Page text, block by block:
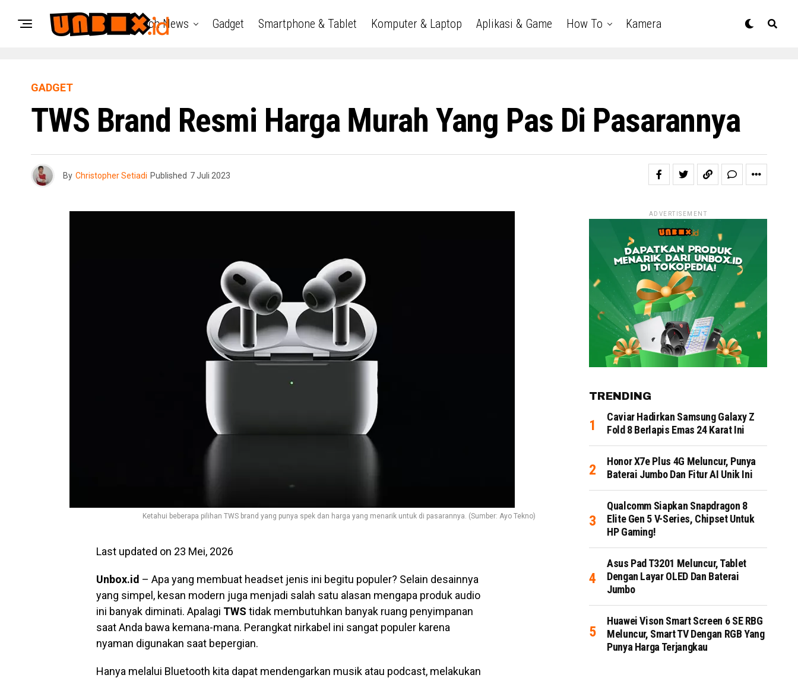
Tech News Gadget Smartphone & Tablet Komputer & Laptop Aplikasi & Game How To Kamera
GADGET
TWS Brand Resmi Harga Murah Yang Pas Di Pasarannya
By Christopher Setiadi Published 7 Juli 2023
Ketahui beberapa pilihan TWS brand yang punya spek dan harga yang menarik untuk di pasarannya. (Sumber: Ayo Tekno)
Last updated on 23 Mei, 2026
Unbox.id – Apa yang membuat headset jenis ini begitu populer? Selain desainnya
yang simpel, kesan modern juga menjadi salah satu alasan mengapa produk audio
ini banyak diminati. Apalagi TWS tidak membutuhkan banyak ruang penyimpanan
saat Anda bawa kemana-mana. Perangkat nirkabel ini sangat populer karena
nyaman digunakan saat bepergian.
Hanya melalui Bluetooth kita dapat mendengarkan musik atau podcast, melakukan
ADVERTISEMENT
TRENDING
Caviar Hadirkan Samsung Galaxy Z
Fold 8 Berlapis Emas 24 Karat Ini
Honor X7e Plus 4G Meluncur, Punya
Baterai Jumbo Dan Fitur AI Unik Ini
Qualcomm Siapkan Snapdragon 8
Elite Gen 5 V-Series, Chipset Untuk
HP Gaming!
Asus Pad T3201 Meluncur, Tablet
Dengan Layar OLED Dan Baterai
Jumbo
Huawei Vison Smart Screen 6 SE RBG
Meluncur, Smart TV Dengan RGB Yang
Punya Harga Terjangkau